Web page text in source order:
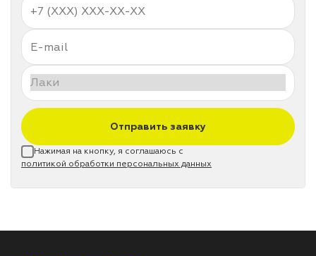
Отправить заявку
Нажимая на кнопку, я соглашаюсь с
политикой обработки персональных данных